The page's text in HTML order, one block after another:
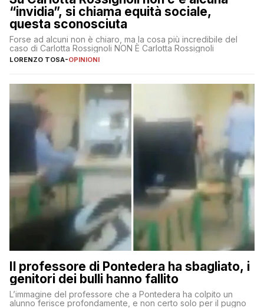
“invidia”, si chiama equità sociale,
questa sconosciuta
Forse ad alcuni non è chiaro, ma la cosa più incredibile del
caso di Carlotta Rossignoli NON È Carlotta Rossignoli
LORENZO TOSA-OPINIONI
Il professore di Pontedera ha sbagliato, i
genitori dei bulli hanno fallito
L’immagine del professore che a Pontedera ha colpito un
alunno ferisce profondamente, e non certo solo per il pugno